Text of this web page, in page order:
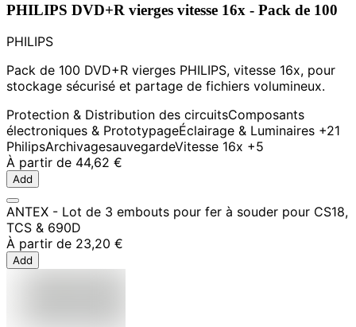
PHILIPS DVD+R vierges vitesse 16x - Pack de 100
PHILIPS
Pack de 100 DVD+R vierges PHILIPS, vitesse 16x, pour
stockage sécurisé et partage de fichiers volumineux.
Protection & Distribution des circuitsComposants
électroniques & PrototypageÉclairage & Luminaires +21
PhilipsArchivagesauvegardeVitesse 16x +5
À partir de 44,62 €
Add
ANTEX - Lot de 3 embouts pour fer à souder pour CS18,
TCS & 690D
À partir de 23,20 €
Add